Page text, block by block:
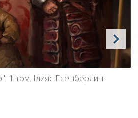
1 том. Ілияс Eсенберлин.